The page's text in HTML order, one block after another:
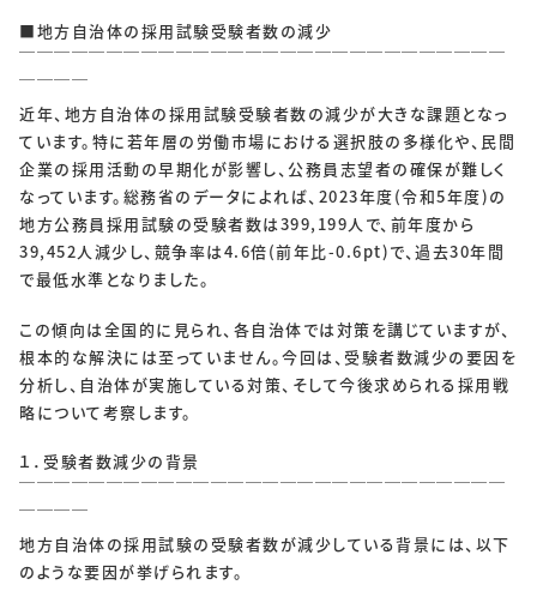
■地方自治体の採用試験受験者数の減少
￣￣￣￣￣￣￣￣￣￣￣￣￣￣￣￣￣￣￣￣￣￣￣￣￣￣￣￣
￣￣￣￣
近年、地方自治体の採用試験受験者数の減少が大きな課題となっ
ています。特に若年層の労働市場における選択肢の多様化や、民間
企業の採用活動の早期化が影響し、公務員志望者の確保が難しく
なっています。総務省のデータによれば、2023年度(令和5年度)の
地方公務員採用試験の受験者数は399,199人で、前年度から
39,452人減少し、競争率は4.6倍(前年比-0.6pt)で、過去30年間
で最低水準となりました。
この傾向は全国的に見られ、各自治体では対策を講じていますが、
根本的な解決には至っていません。今回は、受験者数減少の要因を
分析し、自治体が実施している対策、そして今後求められる採用戦
略について考察します。
１．受験者数減少の背景
￣￣￣￣￣￣￣￣￣￣￣￣￣￣￣￣￣￣￣￣￣￣￣￣￣￣￣￣
￣￣￣￣
地方自治体の採用試験の受験者数が減少している背景には、以下
のような要因が挙げられます。